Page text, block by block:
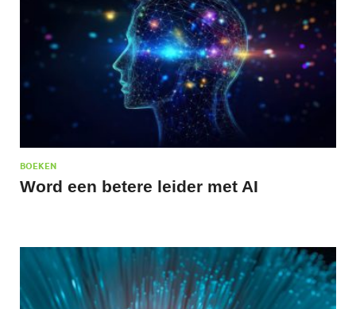
BOEKEN
Word een betere leider met AI